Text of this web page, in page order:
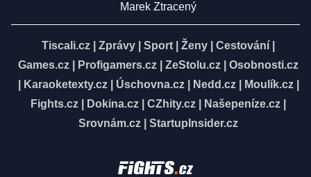
Marek Ztracený
Tiscali.cz Zprávy Sport Ženy Cestování
Games.cz
Profigamers.cz ZeStolu.cz
Osobnosti.cz
Karaoketexty.cz| Úschovna.cz| Nedd.cz| Moulík.cz|
Fights.cz
Dokina.cz CZhity.cz Našepeníze.cz
Srovnám.cz
StartupInsider.cz